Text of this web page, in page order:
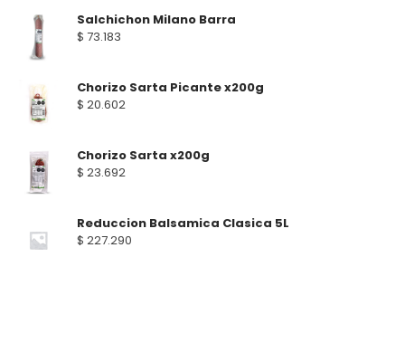
Salchichon Milano Barra
$ 73.183
Chorizo Sarta Picante x200g
$ 20.602
Chorizo Sarta x200g
$ 23.692
Reduccion Balsamica Clasica 5L
$ 227.290